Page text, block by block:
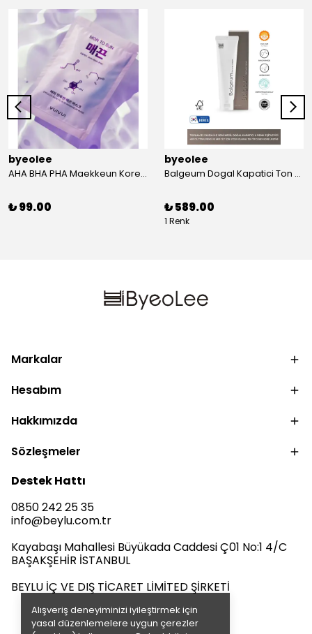
Alışveriş deneyiminizi iyileştirmek için
yasal düzenlemelere uygun çerezler
byeolee
AHA BHA PHA Maekkeun Kore Kagit Maske | Olu Deri
₺ 99.00
byeolee
Balgeum Dogal Kapatici Ton Esitleyici Krem 50gr
₺ 589.00
1 Renk
Markalar
Hesabım
Hakkımızda
Sözleşmeler
Destek Hattı
0850 242 25 35
info@beylu.com.tr
Kayabaşı Mahallesi Büyükada Caddesi Ç01 No:1 4/C
BAŞAKŞEHİR İSTANBUL
BEYLU İÇ VE DIŞ TİCARET LİMİTED ŞİRKETİ